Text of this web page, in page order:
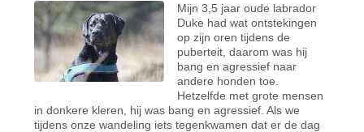
Mijn 3,5 jaar oude labrador
Duke had wat ontstekingen
op zijn oren tijdens de
puberteit, daarom was hij
bang en agressief naar
andere honden toe.
Hetzelfde met grote mensen
in donkere kleren, hij was bang en agressief. Als we
tijdens onze wandeling iets tegenkwamen dat er de dag